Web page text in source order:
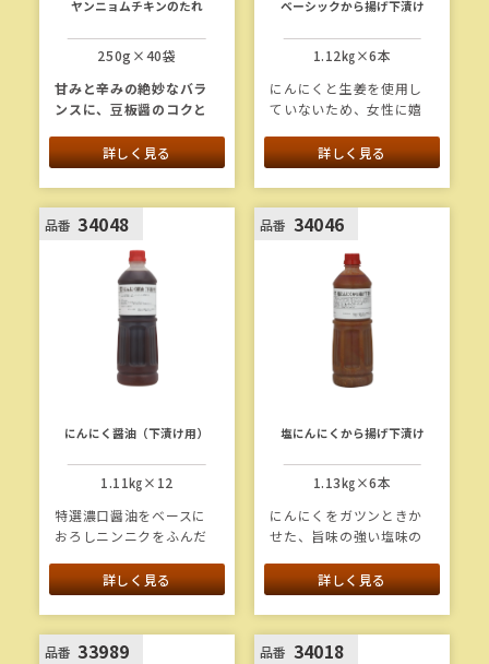
ヤンニョムチキンのたれ
250g×40袋
甘みと辛みの絶妙なバラ
ンスに、豆板醤のコクと
を加えました。クセにな
る味わいのヤンニョムチ
キンのたれです。
詳しく見る
ベーシックから揚げ下漬け
1.12㎏×6本
にんにくと生姜を使用し
ていないため、女性に嬉
から揚げ下漬けベースで
す。そのまま漬込んでも
美味しく食べられます。2
種の醤油（淡口醤油、た
まり醤油）をバランス良
く配合し、アクセントに
醤油もろみを加えまし
詳しく見る
品番 34048
にんにく醤油（下漬け用）
1.11㎏×12
特選濃口醤油をベースに
おろしニンニクをふんだ
下漬けたれです。
詳しく見る
品番 34046
塩にんにくから揚げ下漬け
1.13㎏×6本
にんにくをガツンときか
せた、旨味の強い塩味の
す。長崎県五島灘のまろ
やかな塩を使用すること
で、塩カドを感じさせな
い優しい味わいになって
います。りんごやパイナ
詳しく見る
品番 33989 品番 34018